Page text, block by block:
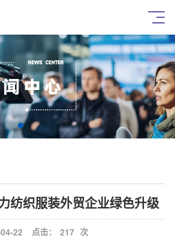
纺织服装外贸企业绿色升级
22 点击： 217 次